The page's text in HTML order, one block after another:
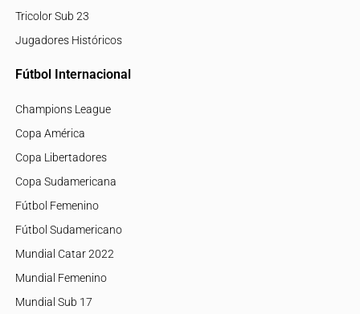
Tricolor Sub 23
Jugadores Históricos
Fútbol Internacional
Champions League
Copa América
Copa Libertadores
Copa Sudamericana
Fútbol Femenino
Fútbol Sudamericano
Mundial Catar 2022
Mundial Femenino
Mundial Sub 17